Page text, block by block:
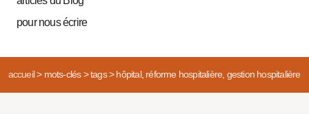
pour nous écrire
accueil> mots-clés> tags> hôpital, réforme hospitalière, gestion hospitalière